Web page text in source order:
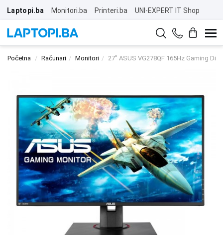
Laptopi.ba Monitori.ba Printeri.ba UNI-EXPERT IT Shop
Početna Računari Monitori 27" ASUS VG278QF 165Hz Gaming